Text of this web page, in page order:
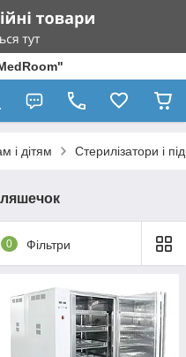
і дітям Стерилізатори і
0 Фільтри